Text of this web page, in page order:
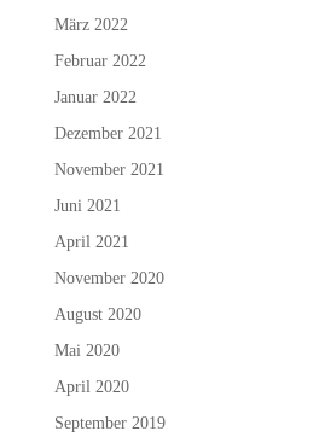
März 2022
Februar 2022
Januar 2022
Dezember 2021
November 2021
Juni 2021
April 2021
November 2020
August 2020
Mai 2020
April 2020
September 2019